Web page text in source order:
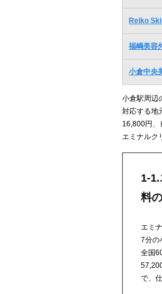
Reiko
福嶋美容
小倉中央
小倉駅周辺
対応する地
16,800円、
エミナルク
1-
料
エミ
7分の
全国
で、